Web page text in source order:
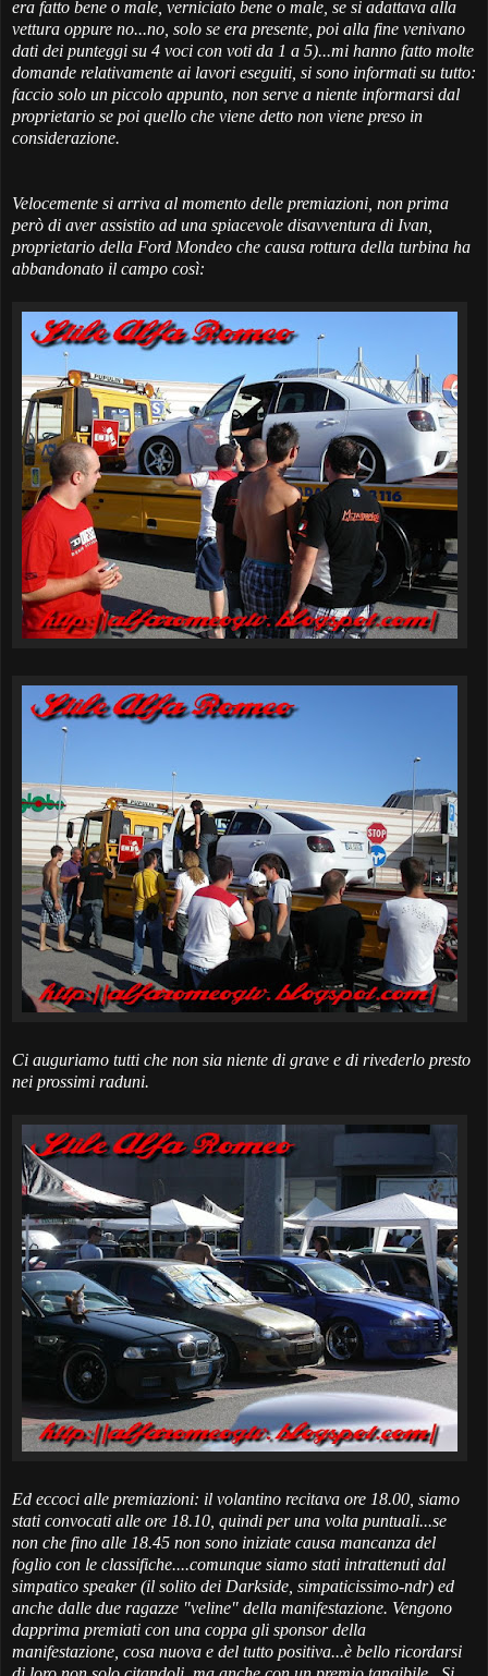
era fatto bene o male, verniciato bene o male, se si adattava alla
vettura oppure no...no, solo se era presente, poi alla fine venivano
dati dei punteggi su 4 voci con voti da 1 a 5)...mi hanno fatto molte
domande relativamente ai lavori eseguiti, si sono informati su tutto:
faccio solo un piccolo appunto, non serve a niente informarsi dal
proprietario se poi quello che viene detto non viene preso in
considerazione.
Velocemente si arriva al momento delle premiazioni, non prima
però di aver assistito ad una spiacevole disavventura di Ivan,
proprietario della Ford Mondeo che causa rottura della turbina ha
abbandonato il campo così:
Ci auguriamo tutti che non sia niente di grave e di rivederlo presto
nei prossimi raduni.
Ed eccoci alle premiazioni: il volantino recitava ore 18.00, siamo
stati convocati alle ore 18.10, quindi per una volta puntuali...se
non che fino alle 18.45 non sono iniziate causa mancanza del
foglio con le classifiche....comunque siamo stati intrattenuti dal
simpatico speaker (il solito dei Darkside, simpaticissimo-ndr) ed
anche dalle due ragazze "veline" della manifestazione. Vengono
dapprima premiati con una coppa gli sponsor della
manifestazione, cosa nuova e del tutto positiva...è bello ricordarsi